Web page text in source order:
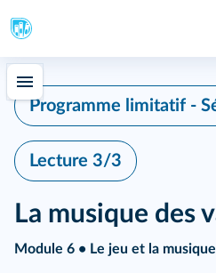
Programme limitatif -
Lecture 3/3
La musique des
Module 6 • Le jeu et la musique